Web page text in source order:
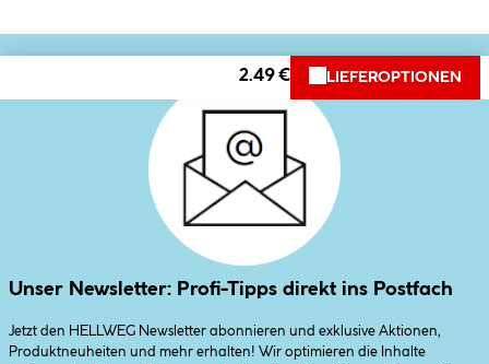
2.49 € LIEFEROPTIONEN
Unser Newsletter: Profi-Tipps direkt ins Postfach
Jetzt den HELLWEG Newsletter abonnieren und exklusive Aktionen,
Produktneuheiten und mehr erhalten! Wir optimieren die Inhalte